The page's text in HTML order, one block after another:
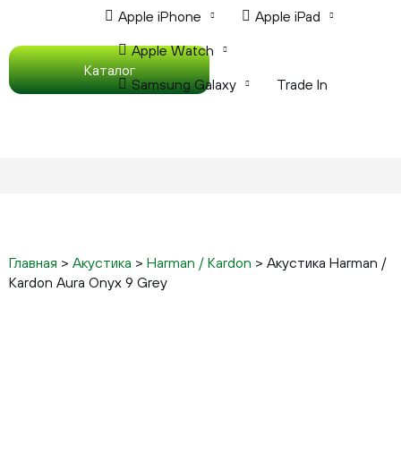
Каталог
Apple iPhone Apple iPad
Apple Watch
Samsung Galaxy Trade In
Главная > Акустика > Harman / Kardon > Акустика Harman /
Kardon Aura Onyx 9 Grey